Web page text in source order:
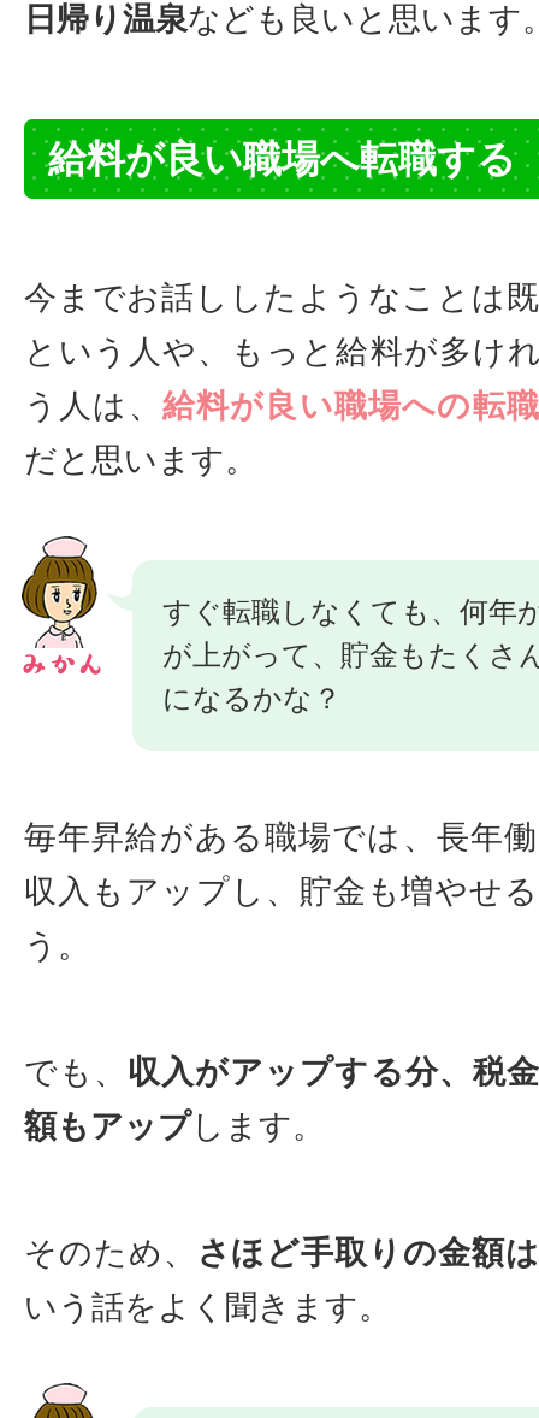
日帰り温泉なども良いと思います
給料が良い職場へ転職する
今までお話ししたようなことは
という人や、もっと給料が多け
う人は、 給料が良い職場への転
だと思います。
すぐ転職しなくても、何年
が上がって、貯金もたくさ
になるかな？
毎年昇給がある職場では、長年
収入もアップし、貯金も増やせ
う。
でも、 収入がアップする分、税
額もアップします。
そのため、
さほど手取りの金額
いう話をよく聞きます。